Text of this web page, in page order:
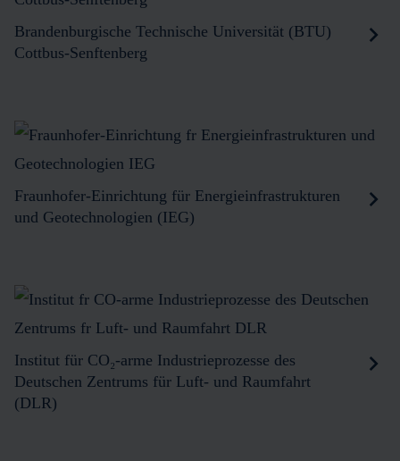
Brandenburgische Technische Universität (BTU)
Cottbus-Senftenberg
Fraunhofer-Einrichtung für Energieinfrastrukturen
und Geotechnologien (IEG)
Institut für CO₂-arme Industrieprozesse des
Deutschen Zentrums für Luft- und Raumfahrt
(DLR)